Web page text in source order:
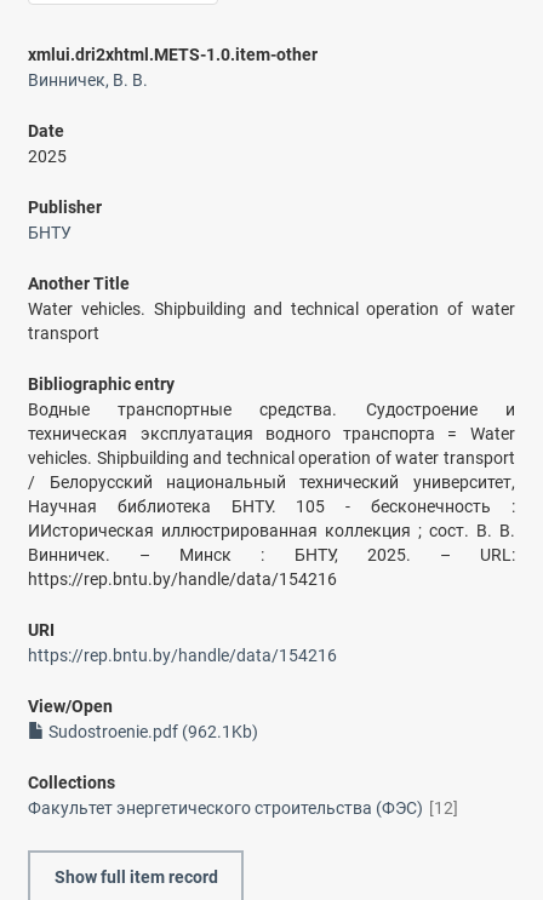
xmlui.dri2xhtml.METS-1.0.item-other
Винничек, В. В.
Date
2025
Publisher
БНТУ
Another Title
Water vehicles. Shipbuilding and technical operation of water
transport
Bibliographic entry
Водные транспортные средства. Судостроение и
техническая эксплуатация водного транспорта = Water
vehicles. Shipbuilding and technical operation of water transport
/ Белорусский национальный технический университет,
Научная библиотека БНТУ. 105 - бесконечность :
ИИсторическая иллюстрированная коллекция ; сост. В. В.
Винничек. – Минск : БНТУ, 2025. – URL:
https://rep.bntu.by/handle/data/154216
URI
https://rep.bntu.by/handle/data/154216
View/Open
Sudostroenie.pdf (962.1Kb)
Collections
Факультет энергетического строительства (ФЭС) [12]
Show full item record